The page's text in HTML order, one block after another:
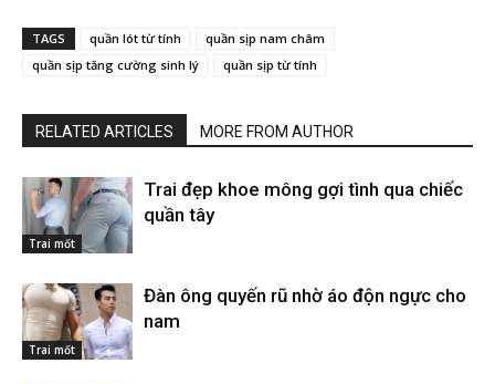
TAGS quần lót từ tính
quần sịp nam châm
quần sịp tăng cường sinh lý
quần sịp từ tính
RELATED ARTICLES MORE FROM AUTHOR
Trai mốt
Trai đẹp khoe mông gợi tình qua chiếc
quần tây
Trai mốt
Đàn ông quyến rũ nhờ áo độn ngực cho
nam